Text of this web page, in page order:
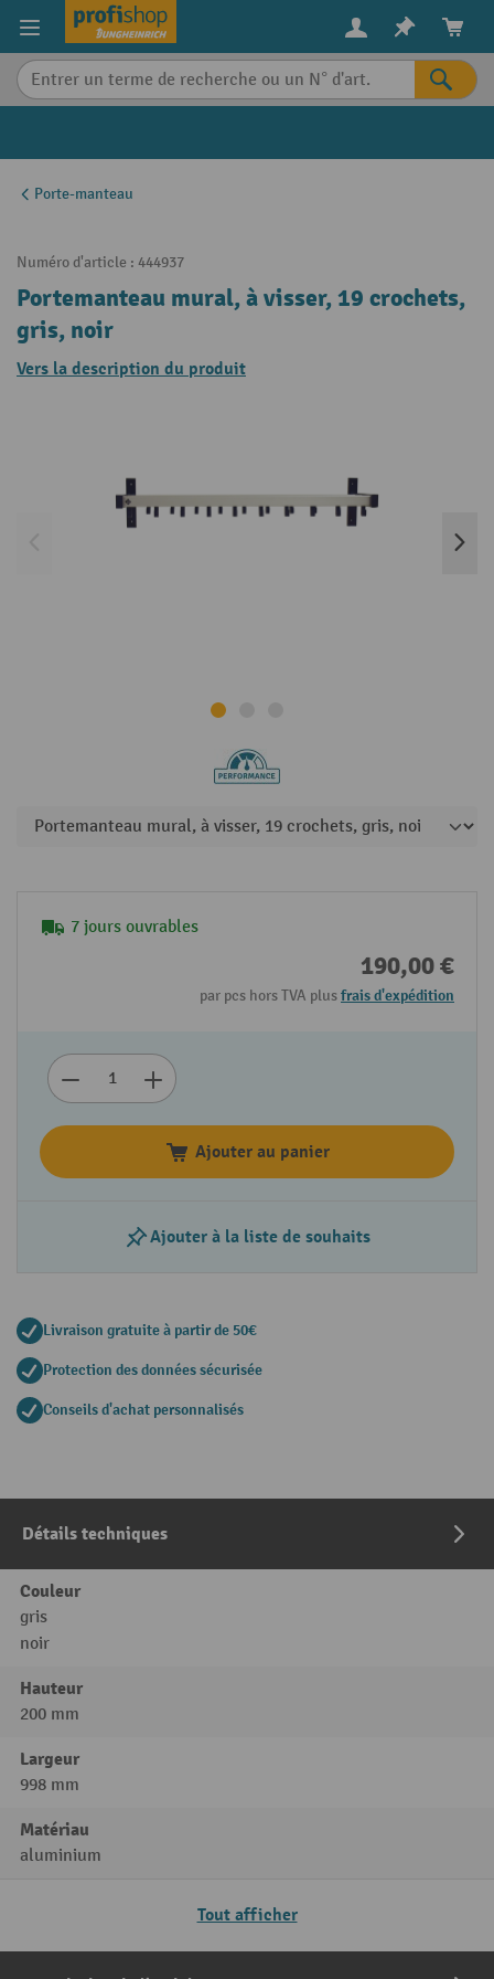
content
Porte-manteau
Numéro d'article : 444937
Portemanteau mural, à visser, 19 crochets,
gris, noir
Vers la description du produit
7 jours ouvrables
190,00 €
par pcs hors TVA plusfrais d'expédition
Ajouter au panier
Ajouter à la liste de souhaits
Livraison gratuite à partir de 50€
Protection des données sécurisée
Conseils d'achat personnalisés
Détails techniques
Couleur
gris
noir
Hauteur
200 mm
Largeur
998 mm
Matériau
aluminium
Tout afficher